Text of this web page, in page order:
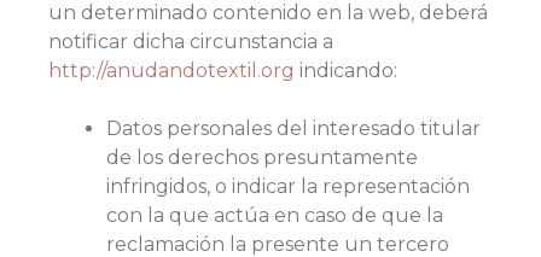
un determinado contenido en la web, deberá
notificar dicha circunstancia a
http://anudandotextil.org indicando:
Datos personales del interesado titular
de los derechos presuntamente
infringidos, o indicar la representación
con la que actúa en caso de que la
reclamación la presente un tercero